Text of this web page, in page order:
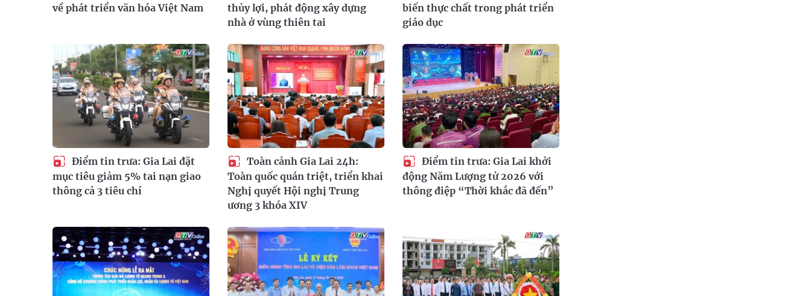
về phát triển văn hóa Việt Nam
thủy lợi, phát động xây dựng
nhà ở vùng thiên tai
biến thực chất trong phát triển
giáo dục
Điểm tin trưa: Gia Lai đặt
mục tiêu giảm 5% tai nạn giao
thông cả 3 tiêu chí
Toàn cảnh Gia Lai 24h:
Toàn quốc quán triệt, triển khai
Nghị quyết Hội nghị Trung
ương 3 khóa XIV
Điểm tin trưa: Gia Lai khởi
động Năm Lượng tử 2026 với
thông điệp “Thời khắc đã đến”